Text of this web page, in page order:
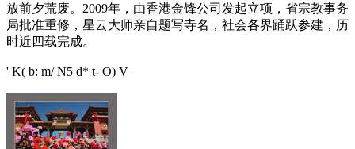
放前夕荒废。 2009年，由香港金锋公司发起立项，省宗教事务
局批准重修，星云大师亲自题写寺名，社会各界踊跃参建，历
时近四载完成。
' K( b: m/ N5 d* t- O) V